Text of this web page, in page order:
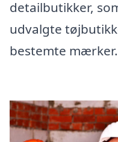
detailbutikker,
udvalgte
bestemte mærker.